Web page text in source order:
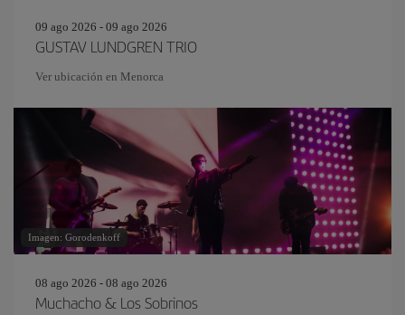
09 ago 2026 - 09 ago 2026
GUSTAV LUNDGREN TRIO
Ver ubicación en Menorca
Imagen: Gorodenkoff
08 ago 2026 - 08 ago 2026
Muchacho & Los Sobrinos